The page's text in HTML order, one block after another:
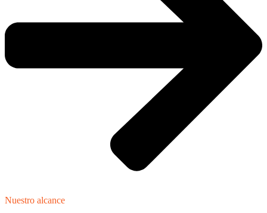
Nuestro alcance